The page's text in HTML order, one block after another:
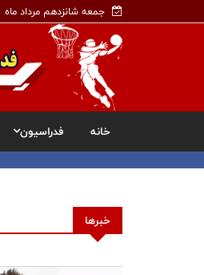
جمعه شانزدهم مرداد ماه
خانه فدراسیون
خبرها